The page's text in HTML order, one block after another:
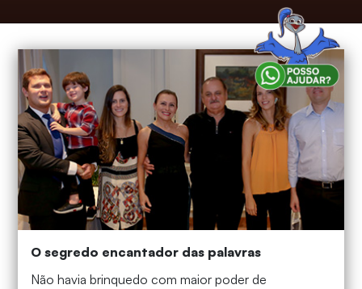
O segredo encantador das palavras
Não havia brinquedo com maior poder de